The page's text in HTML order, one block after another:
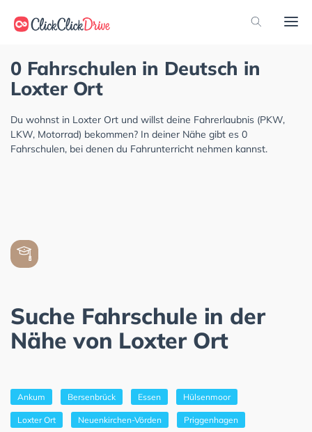
0 Fahrschulen in Deutsch in
Loxter Ort
Du wohnst in Loxter Ort und willst deine Fahrerlaubnis (PKW,
LKW, Motorrad) bekommen? In deiner Nähe gibt es 0
Fahrschulen, bei denen du Fahrunterricht nehmen kannst.
Suche Fahrschule in der
Nähe von Loxter Ort
Ankum Bersenbrück Essen Hülsenmoor
Loxter Ort Neuenkirchen-Vörden Priggenhagen